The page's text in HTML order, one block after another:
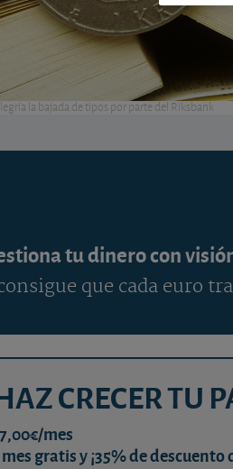
la bajada de tipos por parte del Riksbank
tu dinero con
que cada euro
CRECER TU
mes
mes gratis y ¡35% de